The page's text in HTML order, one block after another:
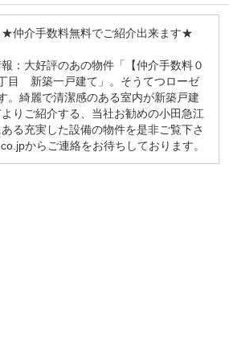
仲介手数料無料でご紹介出来ます★
：大好評のあの物件「【仲介手数料０
目 新築一戸建て」。そうてつローゼ
。綺麗で清潔感のある室内が新築戸建
りご紹介する、当社お勧めの小田急江
る充実した設備の物件を是非ご覧下さ
からご連絡をお待ちしております。